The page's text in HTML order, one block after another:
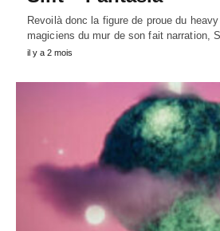
Revoilà donc la figure de proue du
magiciens du mur de son fait narration,
il y a 2 mois